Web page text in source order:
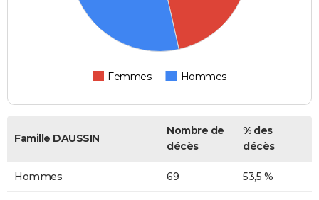
Femmes Hommes
Famille DAUSSIN
Nombre de
décès
% des
décès
Hommes 69 53,5 %